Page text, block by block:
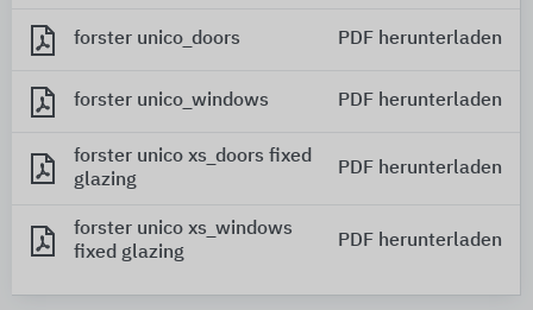
forster unico_doors PDF herunterladen
forster unico_windows PDF herunterladen
forster unico xs_doors fixed
glazing
PDF herunterladen
forster unico xs_windows
fixed glazing
PDF herunterladen